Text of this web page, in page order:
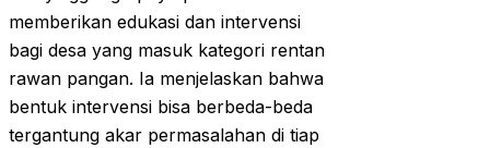
memberikan edukasi dan intervensi
bagi desa yang masuk kategori rentan
rawan pangan. Ia menjelaskan bahwa
bentuk intervensi bisa berbeda-beda
tergantung akar permasalahan di tiap